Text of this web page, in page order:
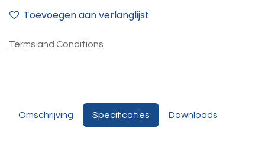
Toevoegen aan verlanglijst
Terms and Conditions
Omschrijving Specificaties Downloads